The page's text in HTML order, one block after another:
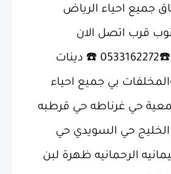
جميع احياء الرياض
قرب اتصل الان
بي جميع احياء
حي غرناطه حي قرطبه
حي السويدي حي
الرحمانيه ظهرة لبن